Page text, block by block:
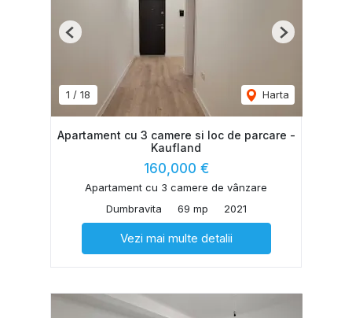
1 / 18 Harta
Previous Next
Apartament cu 3 camere si loc de parcare -
Kaufland
160,000 €
Apartament cu 3 camere de vânzare
Dumbravita
69 mp 2021
Vezi mai multe detalii